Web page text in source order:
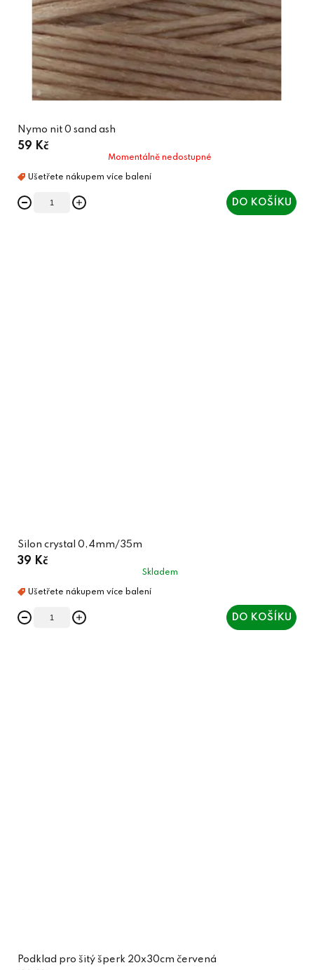
Nymo nit 0 sand ash
59 Kč
Momentálně nedostupné
DO KOŠÍKU
Silon crystal 0,4mm/35m
39 Kč
Skladem
DO KOŠÍKU
Podklad pro šitý šperk 20x30cm červená